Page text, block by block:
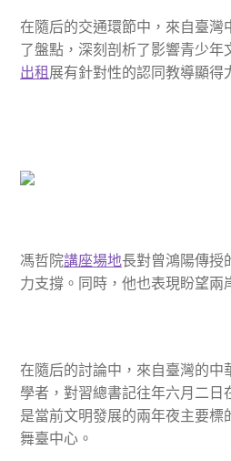
在隨后的交通環節中，來自臺
了盤點，深刻剖析了影響青少
出租展有針對性的認同教導顯得
馮哲院講座場地長對曾鴻陽傳授
力支撐。同時，他也表現盼望兩
在隨后的討論中，來自臺灣的
學者，對習總書記往年六月二
是當前文明發展的兩年夜主要
舞臺中心。